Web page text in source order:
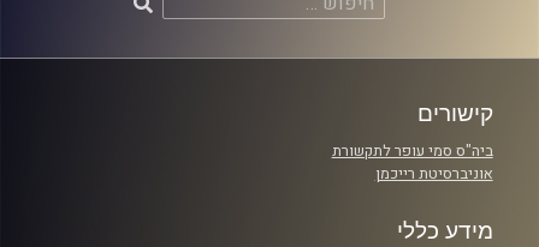
חיפוש:
קישורים
ביה"ס סמי עופר לתקשורת
אוניברסיטת רייכמן
מידע כללי